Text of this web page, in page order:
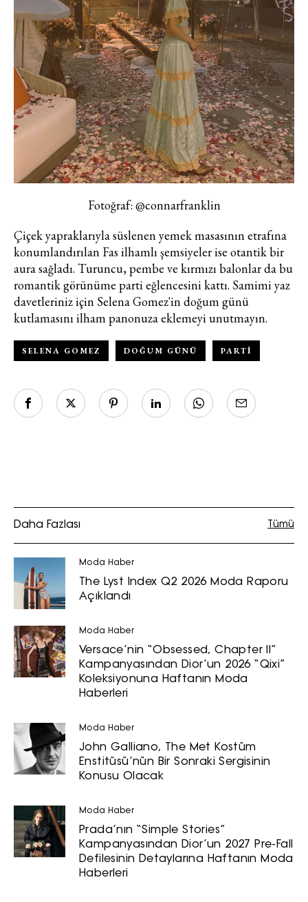
Turkuvaz Haberleşme ve Yayıncılık
A.Ş. tarafından
https://vogue.com.tr/internet sitesi
üzerinden sunulan ürün ve
hizmetlere ilişkin reklam, tanıtım,
pazarlama ve kutlama/ temenni
amaçlı her türlü e-bülten/ ticari
elektronik ileti gönderiminin e-posta
ve bu kapsamda/ amaçla ad/
soyad ve e-posta adresi verilerimin
işlenmesine açık rıza veriyorum.
KAYDET KAPAT
Fotoğraf: @connarfranklin
Çiçek yapraklarıyla süslenen yemek masasının etrafına
konumlandırılan Fas ilhamlı şemsiyeler ise otantik bir
aura sağladı. Turuncu, pembe ve kırmızı balonlar da bu
romantik görünüme parti eğlencesini kattı. Samimi yaz
davetleriniz için Selena Gomez'in doğum günü
kutlamasını ilham panonuza eklemeyi unutmayın.
SELENA GOMEZ DOĞUM GÜNÜ PARTI
Daha Fazlası Tümü
Moda Haber
The Lyst Index Q2 2026 Moda Raporu
Açıklandı
Moda Haber
Versace’nin “Obsessed, Chapter II”
Kampanyasından Dior’un 2026 “Qixi”
Koleksiyonuna Haftanın Moda
Haberleri
Moda Haber
John Galliano, The Met Kostüm
Enstitüsü’nün Bir Sonraki Sergisinin
Konusu Olacak
Moda Haber
Prada’nın “Simple Stories”
Kampanyasından Dior’un 2027 Pre-Fall
Defilesinin Detaylarına Haftanın Moda
Haberleri